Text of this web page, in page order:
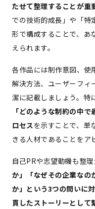
たせて整理することが重
での技術的成長」や「特
形で構成することで、あ
えられます。
各作品には制作意図、使
解決方法、ユーザーフィ
潔に記載しましょう。特
「どのような制約の中
ロセスを示すことで、単
きる人材であることをア
自己PRや志望動機も整理
か」「なぜその企業なの
か」という3つの問いに
貫したストーリーとして